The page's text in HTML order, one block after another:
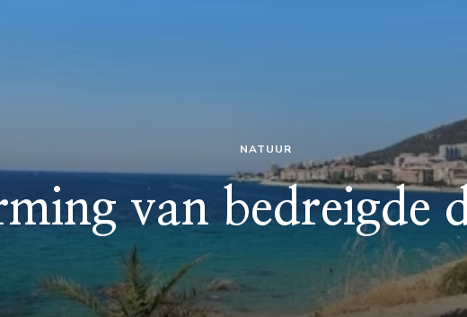
NATUUR
van bedreigde